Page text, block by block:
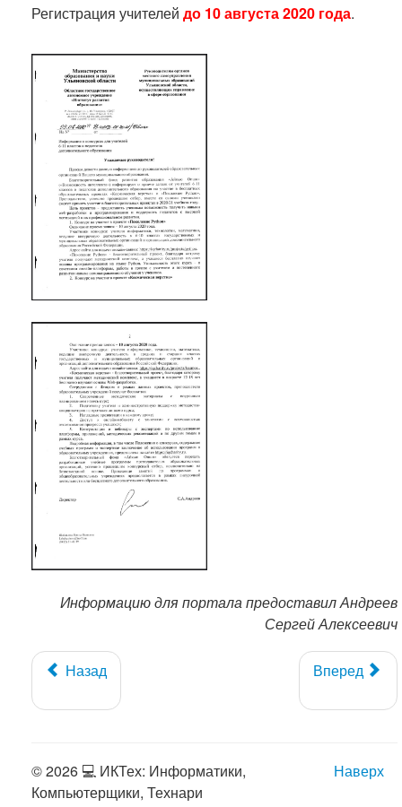
Регистрация учителей до 10 августа 2020 года.
Информацию для портала предоставил Андреев
Сергей Алексеевич
Назад Вперед
Наверх
© 2026 💻 ИКТех: Информатики,
Компьютерщики, Технари